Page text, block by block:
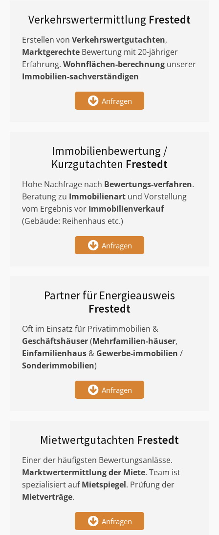
Verkehrswertermittlung Frestedt
Erstellen von Verkehrswertgutachten,
Marktgerechte Bewertung mit 20-jähriger
Erfahrung. Wohnflächen-berechnung unserer
Immobilien-sachverständigen
Anfragen
Immobilienbewertung /
Kurzgutachten Frestedt
Hohe Nachfrage nach Bewertungs-verfahren.
Beratung zu Immobilienart und Vorstellung
vom Ergebnis vor Immobilienverkauf
(Gebäude: Reihenhaus etc.)
Anfragen
Partner für Energieausweis
Frestedt
Oft im Einsatz für Privatimmobilien &
Geschäftshäuser(Mehrfamilien-häuser,
Einfamilienhaus & Gewerbe-immobilien /
Sonderimmobilien)
Anfragen
Mietwertgutachten Frestedt
Einer der häufigsten Bewertungsanlässe.
Marktwertermittlungder Miete. Team ist
spezialisiert aufMietspiegel. Prüfung der
Mietverträge.
Anfragen